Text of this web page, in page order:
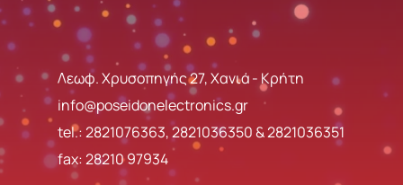
Λεωφ. Χρυσοπηγής 27, Χανιά - Κρήτη
info@poseidonelectronics.gr
tel.:2821076363,2821036350&2821036351
fax: 28210 97934